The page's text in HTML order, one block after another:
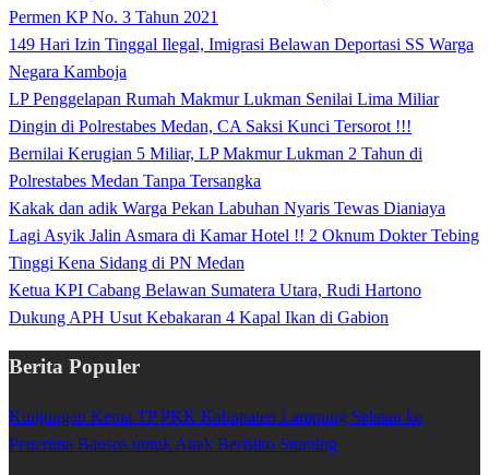
Permen KP No. 3 Tahun 2021
149 Hari Izin Tinggal Ilegal, Imigrasi Belawan Deportasi SS Warga
Negara Kamboja
LP Penggelapan Rumah Makmur Lukman Senilai Lima Miliar
Dingin di Polrestabes Medan, CA Saksi Kunci Tersorot !!!
Bernilai Kerugian 5 Miliar, LP Makmur Lukman 2 Tahun di
Polrestabes Medan Tanpa Tersangka
Kakak dan adik Warga Pekan Labuhan Nyaris Tewas Dianiaya
Lagi Asyik Jalin Asmara di Kamar Hotel !! 2 Oknum Dokter Tebing
Tinggi Kena Sidang di PN Medan
Ketua KPI Cabang Belawan Sumatera Utara, Rudi Hartono
Dukung APH Usut Kebakaran 4 Kapal Ikan di Gabion
Berita Populer
Kunjungan Ketua TP PKK Kabupaten Lampung Selatan ke
Penerima Bansos untuk Anak Berisiko Stunting